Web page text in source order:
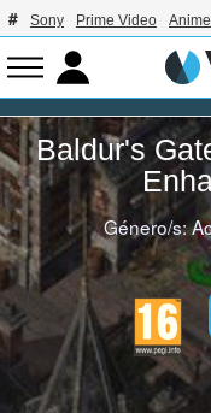
Sony Prime Video Anime
Baldur's
Género/s: